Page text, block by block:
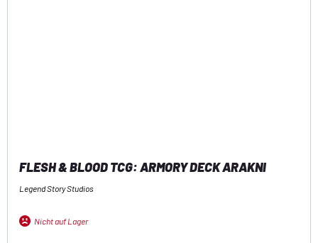
FLESH & BLOOD TCG: ARMORY DECK ARAKNI
Legend Story Studios
Nicht auf Lager